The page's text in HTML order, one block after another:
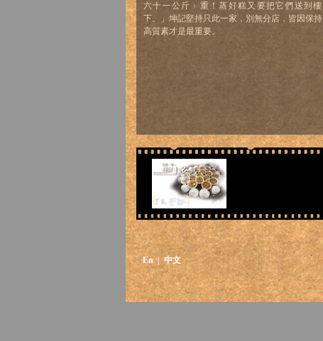
六十一公斤﹚重！蒸好糕又要把它們送到樓
下。」坤記堅持只此一家，別無分店，皆因保持
高質素才是最重要。
En| 中文